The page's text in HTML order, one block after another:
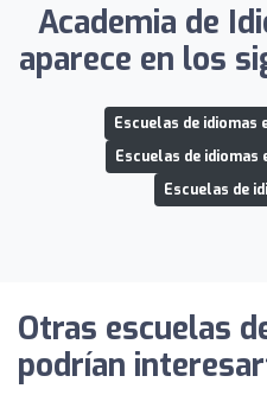
Academia de
aparece en los
Escuelas de idiomas
Escuelas de idiomas
Escuelas de
Otras escuelas
podrían